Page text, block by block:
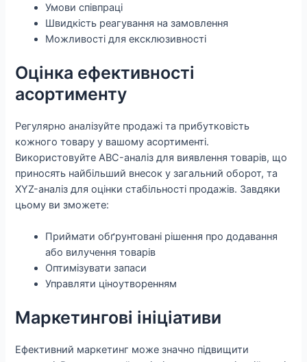
Умови співпраці
Швидкість реагування на замовлення
Можливості для ексклюзивності
Оцінка ефективності
асортименту
Регулярно аналізуйте продажі та прибутковість
кожного товару у вашому асортименті.
Використовуйте ABC-аналіз для виявлення товарів, що
приносять найбільший внесок у загальний оборот, та
XYZ-аналіз для оцінки стабільності продажів. Завдяки
цьому ви зможете:
Приймати обґрунтовані рішення про додавання
або вилучення товарів
Оптимізувати запаси
Управляти ціноутворенням
Маркетингові ініціативи
Ефективний маркетинг може значно підвищити